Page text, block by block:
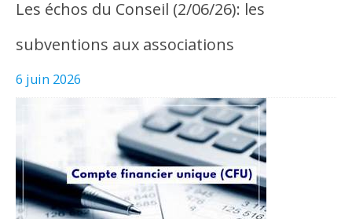
Les échos du Conseil (2/06/26): les
subventions aux associations
6 juin 2026